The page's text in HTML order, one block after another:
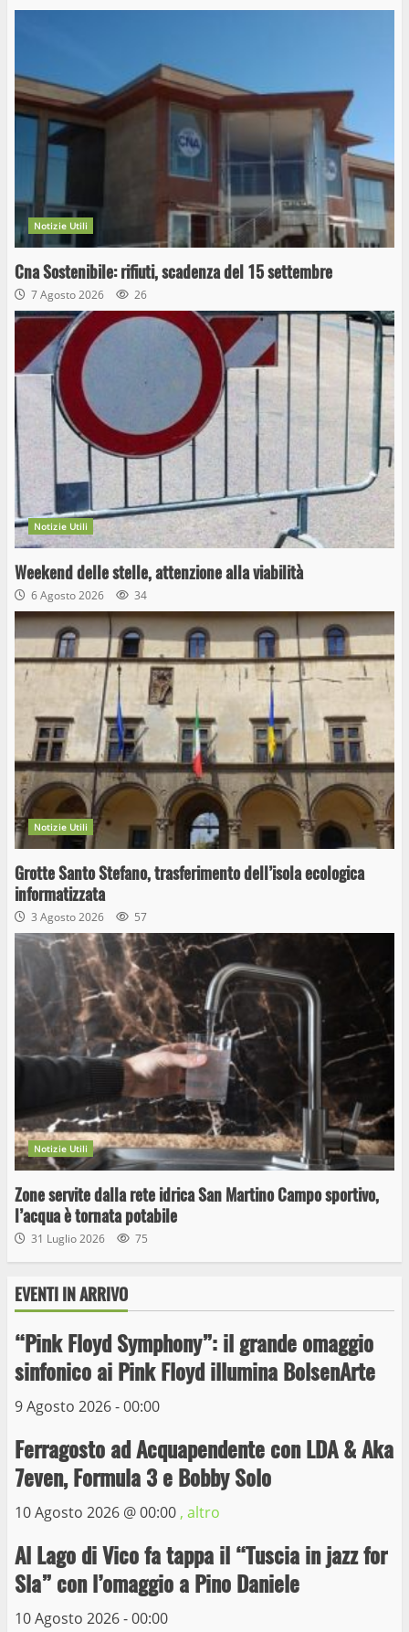
Notizie Utili
Cna Sostenibile: rifiuti, scadenza del 15 settembre
7 Agosto 2026 26
Notizie Utili
Weekend delle stelle, attenzione alla viabilità
6 Agosto 2026 34
Notizie Utili
Grotte Santo Stefano, trasferimento dell’isola ecologica
informatizzata
3 Agosto 2026 57
Notizie Utili
Zone servite dalla rete idrica San Martino Campo sportivo,
l’acqua è tornata potabile
31 Luglio 2026 75
EVENTI IN ARRIVO
“Pink Floyd Symphony”: il grande omaggio
sinfonico ai Pink Floyd illumina BolsenArte
9 Agosto 2026 - 00:00
Ferragosto ad Acquapendente con LDA & Aka
7even, Formula 3 e Bobby Solo
10 Agosto 2026 @00:00 , altro
Al Lago di Vico fa tappa il “Tuscia in jazz for
Sla” con l’omaggio a Pino Daniele
10 Agosto 2026 - 00:00
3
Wiplanet Baseball supera il Napoli
9 Maggio 2023
4
La Polizia di Stato arresta il ladro seriale
delle auto in sosta a Viterbo
10 Maggio 2023
Prorogata la mostra dei bozzetti di
Michelangelo Buonarroti ospitata al
Museo dei Portici